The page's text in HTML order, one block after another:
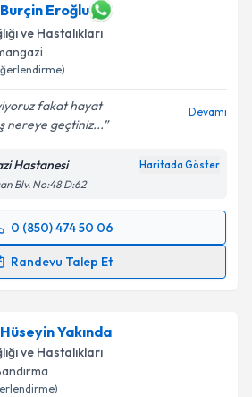
Eroğlu
ve Hastalıkları
fakat hayat
nereye geçtiniz...
Devamı
Hastanesi Haritada Göster
Blv. No:48 D:62
0 (850) 474 50 06
Randevu Talep Et
Talebi
e-posta ile bilgilendireceğiz.
Yakında
ve Hastalıkları